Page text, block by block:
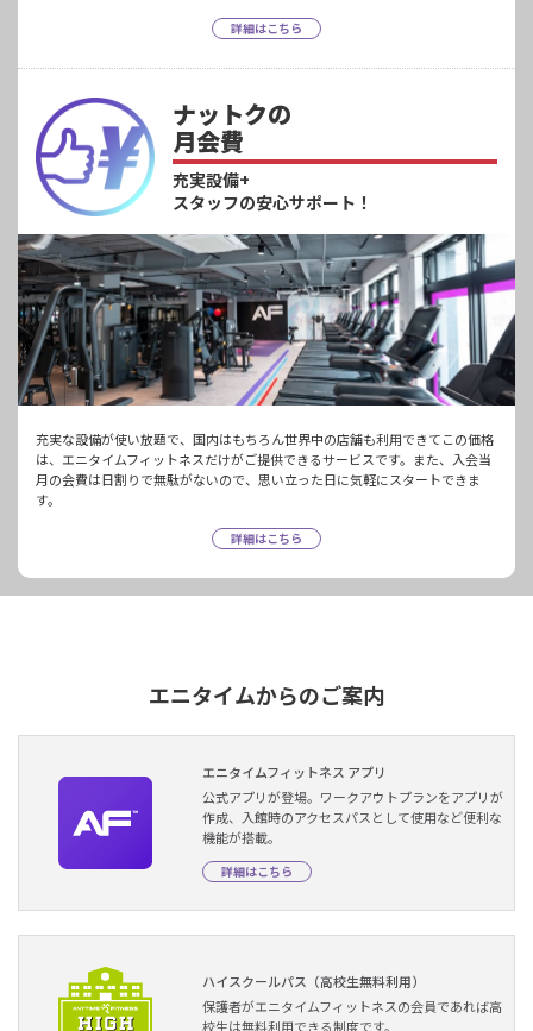
詳細はこちら
ナットクの
月会費
充実設備+
スタッフの安心サポート！
充実な設備が使い放題で、国内はもちろん世界中の店舗も利用できてこの価格
は、エニタイムフィットネスだけがご提供できるサービスです。また、入会当
月の会費は日割りで無駄がないので、思い立った日に気軽にスタートできま
す。
詳細はこちら
エニタイムからのご案内
エニタイムフィットネス アプリ
公式アプリが登場。ワークアウトプランをアプリが
作成、入館時のアクセスパスとして使用など便利な
機能が搭載。
詳細はこちら
ハイスクールパス（高校生無料利用）
保護者がエニタイムフィットネスの会員であれば高
校生は無料利用できる制度です。